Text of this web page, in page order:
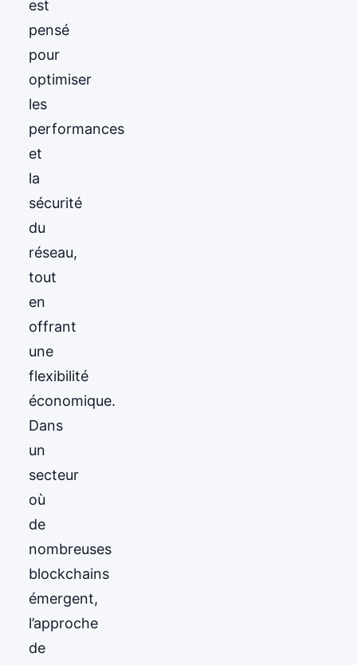
est
pensé
pour
optimiser
les
performances
et
la
sécurité
du
réseau,
tout
en
offrant
une
flexibilité
économique.
Dans
un
secteur
où
de
nombreuses
blockchains
émergent,
l’approche
de